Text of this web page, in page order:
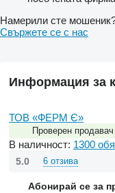
Намерили сте
Свържете се с нас
Информация за
ТОВ «ФЕРМ Є»
Проверен продавач
В наличност: 1300
5.0 6 отзива
Абонирай се за